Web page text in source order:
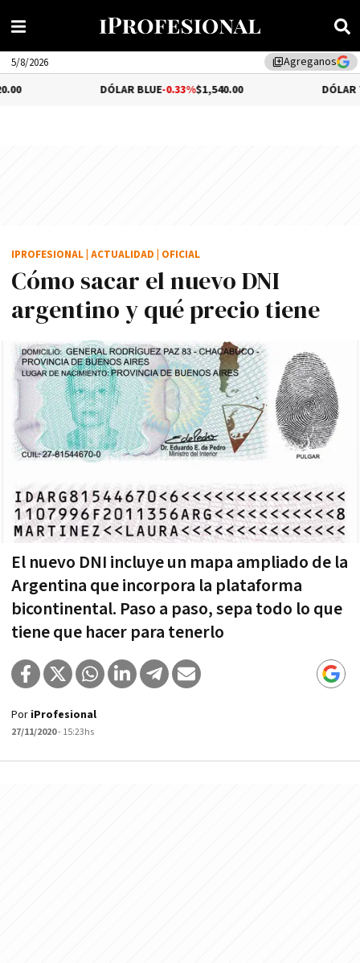
library_addAgreganos
5/8/2026
DÓLAR BLUE-0.33% $1,540.00 DÓLAR TURISTA
Cómo sacar el nuevo DNI
argentino y qué precio tiene
El nuevo DNI incluye un mapa ampliado de la
Argentina que incorpora la plataforma
bicontinental. Paso a paso, sepa todo lo que
tiene que hacer para tenerlo
IPROFESIONAL ACTUALIDAD OFICIAL
Por iProfesional
27/11/2020- 15:23hs